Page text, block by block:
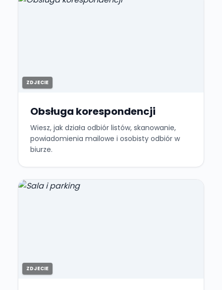
ZDJECIE
Obsługa korespondencji
Wiesz, jak działa odbiór listów, skanowanie,
powiadomienia mailowe i osobisty odbiór w
biurze.
ZDJECIE